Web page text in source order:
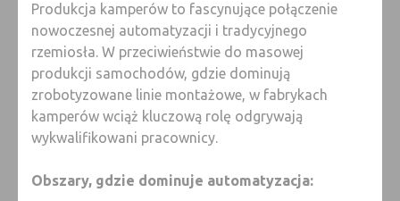
Produkcja kamperów to fascynujące połączenie
nowoczesnej automatyzacji i tradycyjnego
rzemiosła. W przeciwieństwie do masowej
produkcji samochodów, gdzie dominują
zrobotyzowane linie montażowe, w fabrykach
kamperów wciąż kluczową rolę odgrywają
wykwalifikowani pracownicy.
Obszary, gdzie dominuje automatyzacja: